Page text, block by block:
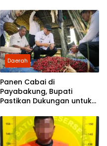
Daerah
Panen Cabai di
Payabakung, Bupati
Pastikan Dukungan untuk